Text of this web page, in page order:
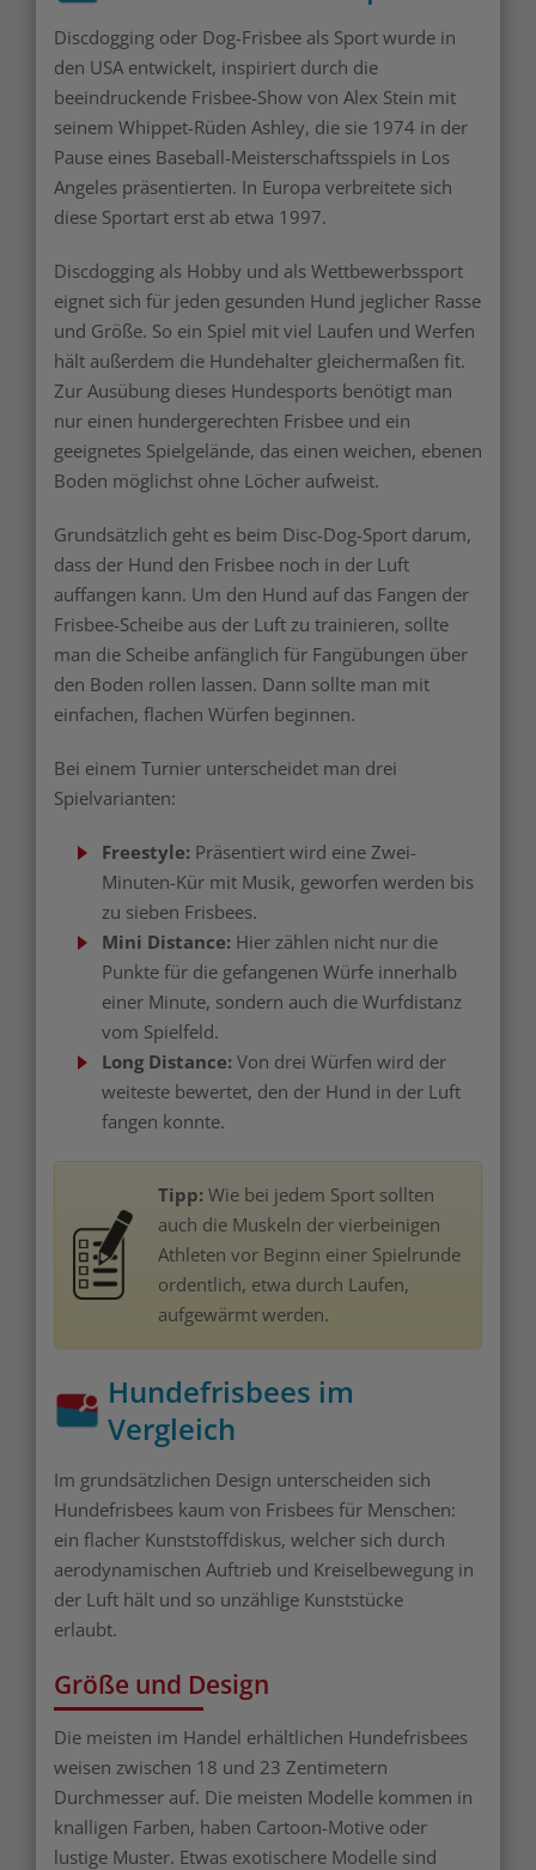
Discdogging oder Dog-Frisbee als Sport wurde in
den USA entwickelt, inspiriert durch die
beeindruckende Frisbee-Show von Alex Stein mit
seinem Whippet-Rüden Ashley, die sie 1974 in der
Pause eines Baseball-Meisterschaftsspiels in Los
Angeles präsentierten. In Europa verbreitete sich
diese Sportart erst ab etwa 1997.
Discdogging als Hobby und als Wettbewerbssport
eignet sich für jeden gesunden Hund jeglicher Rasse
und Größe. So ein Spiel mit viel Laufen und Werfen
hält außerdem die Hundehalter gleichermaßen fit.
Zur Ausübung dieses Hundesports benötigt man
nur einen hundergerechten Frisbee und ein
geeignetes Spielgelände, das einen weichen, ebenen
Boden möglichst ohne Löcher aufweist.
Grundsätzlich geht es beim Disc-Dog-Sport darum,
dass der Hund den Frisbee noch in der Luft
auffangen kann. Um den Hund auf das Fangen der
Frisbee-Scheibe aus der Luft zu trainieren, sollte
man die Scheibe anfänglich für Fangübungen über
den Boden rollen lassen. Dann sollte man mit
einfachen, flachen Würfen beginnen.
Bei einem Turnier unterscheidet man drei
Spielvarianten:
Freestyle: Präsentiert wird eine Zwei-
Minuten-Kür mit Musik, geworfen werden bis
zu sieben Frisbees.
Mini Distance: Hier zählen nicht nur die
Punkte für die gefangenen Würfe innerhalb
einer Minute, sondern auch die Wurfdistanz
vom Spielfeld.
Long Distance: Von drei Würfen wird der
weiteste bewertet, den der Hund in der Luft
fangen konnte.
Tipp: Wie bei jedem Sport sollten
auch die Muskeln der vierbeinigen
Athleten vor Beginn einer Spielrunde
ordentlich, etwa durch Laufen,
aufgewärmt werden.
Hundefrisbees im
Vergleich
Im grundsätzlichen Design unterscheiden sich
Hundefrisbees kaum von Frisbees für Menschen:
ein flacher Kunststoffdiskus, welcher sich durch
aerodynamischen Auftrieb und Kreiselbewegung in
der Luft hält und so unzählige Kunststücke
erlaubt.
Größe und Design
Die meisten im Handel erhältlichen Hundefrisbees
weisen zwischen 18 und 23 Zentimetern
Durchmesser auf. Die meisten Modelle kommen in
knalligen Farben, haben Cartoon-Motive oder
lustige Muster. Etwas exotischere Modelle sind